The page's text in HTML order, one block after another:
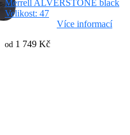
Merrell ALVERSTONE black
Velikost: 47
Více informací
od 1 749 Kč